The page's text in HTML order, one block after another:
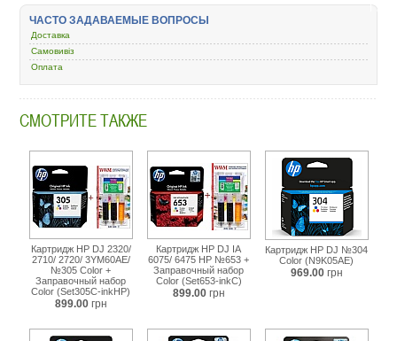
hp-
pro-
ЧАСТО ЗАДАВАЕМЫЕ ВОПРОСЫ
Доставка
Самовивіз
Оплата
СМОТРИТЕ ТАКЖЕ
Картридж HP DJ 2320/
2710/ 2720/ 3YM60AE/
№305 Color +
Заправочный набор
Color (Set305C-inkHP)
899.00 грн
Картридж HP DJ IA
6075/ 6475 HP №653 +
Заправочный набор
Color (Set653-inkC)
899.00 грн
Картридж HP DJ №304
Color (N9K05AE)
969.00 грн